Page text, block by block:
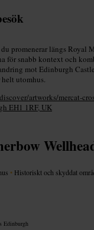
promenerar längs Royal
för snabb kontext och
mot Edinburgh
utomhus.
artworks/mercat-
EH1 1RF, UK
• Historiskt och skyddat
Edinburgh